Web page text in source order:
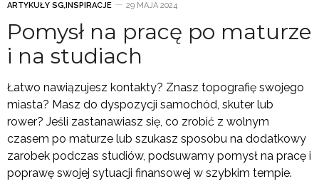
ARTYKUŁY SG, INSPIRACJE 29 MAJA 2024
Pomysł na pracę po maturze
i na studiach
Łatwo nawiązujesz kontakty? Znasz topografię swojego
miasta? Masz do dyspozycji samochód, skuter lub
rower? Jeśli zastanawiasz się, co zrobić z wolnym
czasem po maturze lub szukasz sposobu na dodatkowy
zarobek podczas studiów, podsuwamy pomysł na pracę i
poprawę swojej sytuacji finansowej w szybkim tempie.